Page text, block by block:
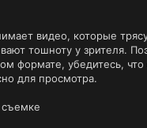
видео, которые
тошноту у зрителя.
формате, убедитесь, что
для просмотра.